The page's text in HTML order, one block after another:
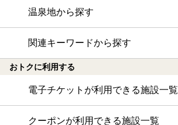
温泉地から探す
関連キーワードから探す
おトクに利用する
電子チケットが利用できる施設一覧
クーポンが利用できる施設一覧